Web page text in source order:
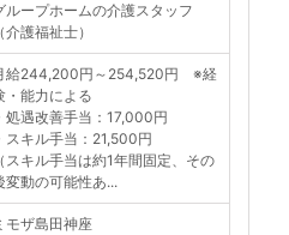
ループホームの介護スタッフ
（介護福祉士）
給244,200円～254,520円 ※経
・能力による
処遇改善手当：17,000円
スキル手当：21,500円
（スキル手当は約1年間固定、その
変動の可能性あ...
モザ島田神座